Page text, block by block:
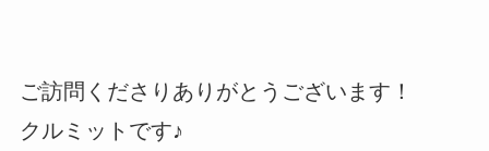
ご訪問くださりありがとうございます！
クルミットです♪